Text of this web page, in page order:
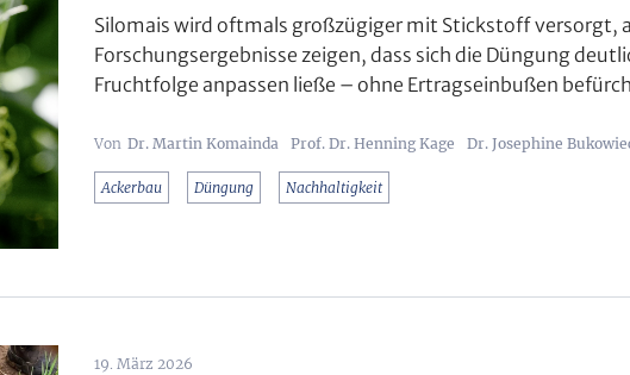
Silomais wird oftmals großzügiger mit Stickstoff versorgt,
Forschungsergebnisse zeigen, dass sich die Düngung
Fruchtfolge anpassen ließe – ohne Ertragseinbußen
Dr. Martin Komainda Prof. Dr. Henning Kage Dr. Josephine
Ackerbau Düngung Nachhaltigkeit
19. März 2026